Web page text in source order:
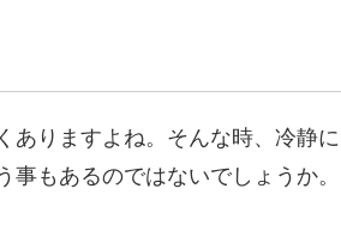
ありますよね。そんな時、冷静に
もあるのではないでしょうか。